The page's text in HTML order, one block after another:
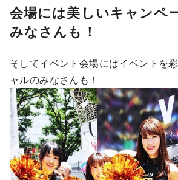
会場には美しいキャンペ
みなさんも！
そしてイベント会場にはイベントを
ャルのみなさんも！